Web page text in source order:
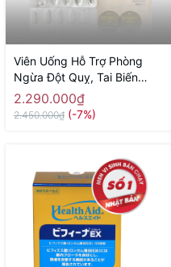
Viên Uống Hỗ Trợ Phòng
Ngừa Đột Quỵ, Tai Biến
Nano Nattokinase Premium
60000fu NICHIEI BUSSAN
2.290.000₫
2.450.000₫ (-7%)